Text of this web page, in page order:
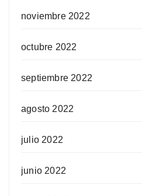
noviembre 2022
octubre 2022
septiembre 2022
agosto 2022
julio 2022
junio 2022